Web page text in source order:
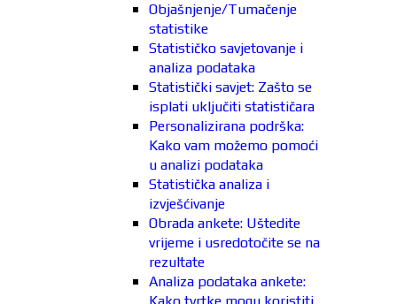
Objašnjenje/Tumačenje
statistike
Statističko savjetovanje i
analiza podataka
Statistički savjet: Zašto se
isplati uključiti statističara
Personalizirana podrška:
Kako vam možemo pomoći
u analizi podataka
Statistička analiza i
izvješćivanje
Obrada ankete: Uštedite
vrijeme i usredotočite se na
rezultate
Analiza podataka ankete: